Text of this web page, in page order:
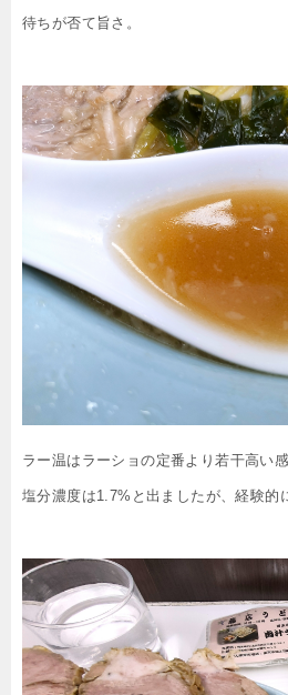
待ちが否て旨さ。
ラー温はラーショの定番より若干高い
塩分濃度は1.7%と出ましたが、経験的